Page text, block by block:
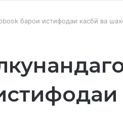
барои истифодаи касбӣ ва